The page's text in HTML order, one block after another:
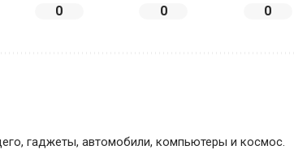
0 0 0
гаджеты, автомобили, компьютеры и космос.